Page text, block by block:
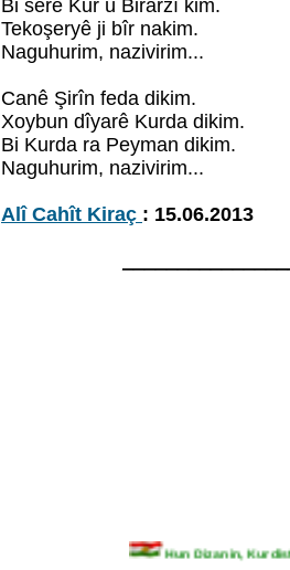
Bi serê Kur û Birarzî kim.
Tekoşeryê ji bîr nakim.
Naguhurim, nazivirim...
Canê Şirîn feda dikim.
Xoybun dîyarê Kurda dikim.
Bi Kurda ra Peyman dikim.
Naguhurim, nazivirim...
Alî Cahît Kiraç : 15.06.2013
Hun Dizanin,